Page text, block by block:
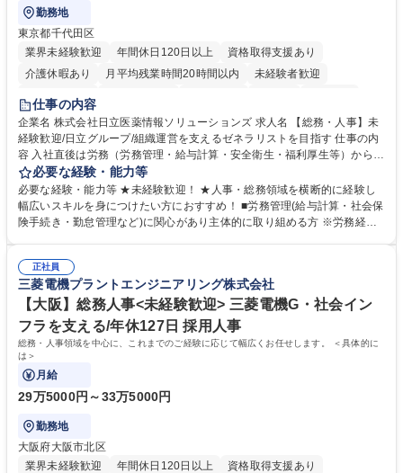
勤務地
東京都千代田区
業界未経験歓迎
年間休日120日以上
資格取得支援あり
介護休暇あり
月平均残業時間20時間以内
未経験者歓迎
住宅手当あり
育休あり
完全週休2日制 交通費支給 土日祝休み 寮・社宅あり
仕事の内容
企業名 株式会社日立医薬情報ソリューションズ 求人名 【総務・人事】未
経験歓迎/日立グループ/組織運営を支えるゼネラリストを目指す 仕事の内
容 入社直後は労務（労務管理・給与計算・安全衛生・福利厚生等）からお
任せいたします。将来は総務・採用・教育業務へ守備範囲を広げ、組織運
営を支えるゼネラリストをめざせます。 ・初期業務：労働時間管理、給与
計算、社会保険対応、福利厚生管理、安全衛生、健康経営推進等をお任せ
します。ご経験に応じて、休職者管理など、幅広く経験を積んでいただき
幅広く経験を積みたい意欲がある方に最適な環境です。 募集職種 【総
務・人事】未経験歓迎/日立グループ/組織運営を支えるゼネラリストを目
指す
必要な経験・能力等
必要な経験・能力等 ★未経験歓迎！ ★人事・総務領域を横断的に経験し
幅広いスキルを身につけたい方におすすめ！ ■労務管理(給与計算・社会保
険手続き・勤怠管理など)に関心があり主体的に取り組める方 ※労務経験
のご経験 ■労務管理（給与計算・社会保険手続き・勤怠管理など）の経験
■衛生管理者の資格をお持ちの方 学歴・資格 学歴：大学院 大学 高専 短大
専修学校 高校 語学力： 資格：
正社員
三菱電機プラントエンジニアリング株式会社
【大阪】総務人事<未経験歓迎> 三菱電機G・社会イン
フラを支える/年休127日 採用人事
総務・人事領域を中心に、これまでのご経験に応じて幅広くお任せします。 ＜具体的に
は＞
月給
29万5000円～33万5000円
勤務地
大阪府大阪市北区
業界未経験歓迎
年間休日120日以上
資格取得支援あり